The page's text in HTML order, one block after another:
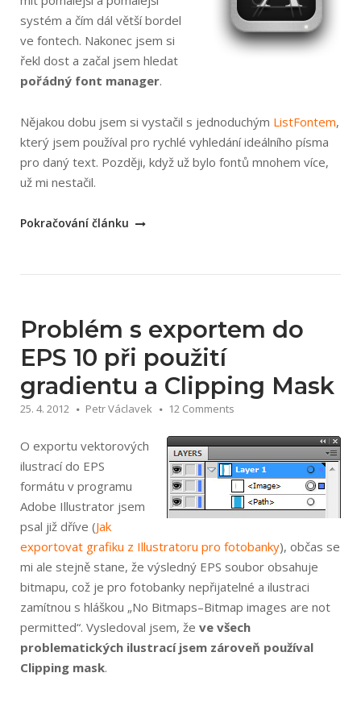
systém a čím dál větší bordel
ve fontech. Nakonec jsem si
řekl dost a začal jsem hledat
pořádný font manager.
Nějakou dobu jsem si vystačil s jednoduchým ListFontem,
který jsem používal pro rychlé vyhledání ideálního písma
pro daný text. Později, když už bylo fontů mnohem více,
už mi nestačil.
„NexusFont
Pokračování článku
Problém s exportem do
EPS 10 při použití
gradientu a Clipping Mask
25. 4. 2012 Petr Václavek 12 Comments
O exportu vektorových
ilustrací do EPS
formátu v programu
Adobe Illustrator jsem
psal již dříve (Jak
exportovat grafiku z Illustratoru pro fotobanky), občas se
mi ale stejně stane, že výsledný EPS soubor obsahuje
bitmapu, což je pro fotobanky nepřijatelné a ilustraci
zamítnou s hláškou „No Bitmaps–Bitmap images are not
permitted“. Vysledoval jsem, že ve všech
problematických ilustrací jsem zároveň používal
Clipping mask.